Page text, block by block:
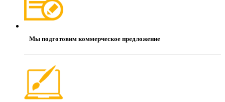
Мы подготовим коммерческое предложение